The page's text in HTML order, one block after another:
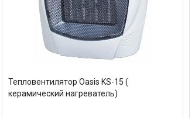
Тепловентилятор Oasis KS-15 (
керамический нагреватель)